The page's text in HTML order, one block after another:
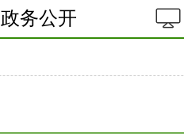
政务公开